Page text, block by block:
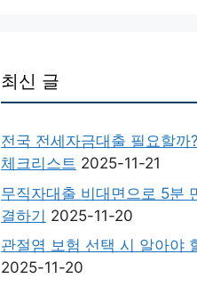
최신 글
전국 전세자금대출 필요할까
체크리스트 2025-11-21
무직자대출 비대면으로 5분
결하기 2025-11-20
관절염 보험 선택 시 알아야
2025-11-20